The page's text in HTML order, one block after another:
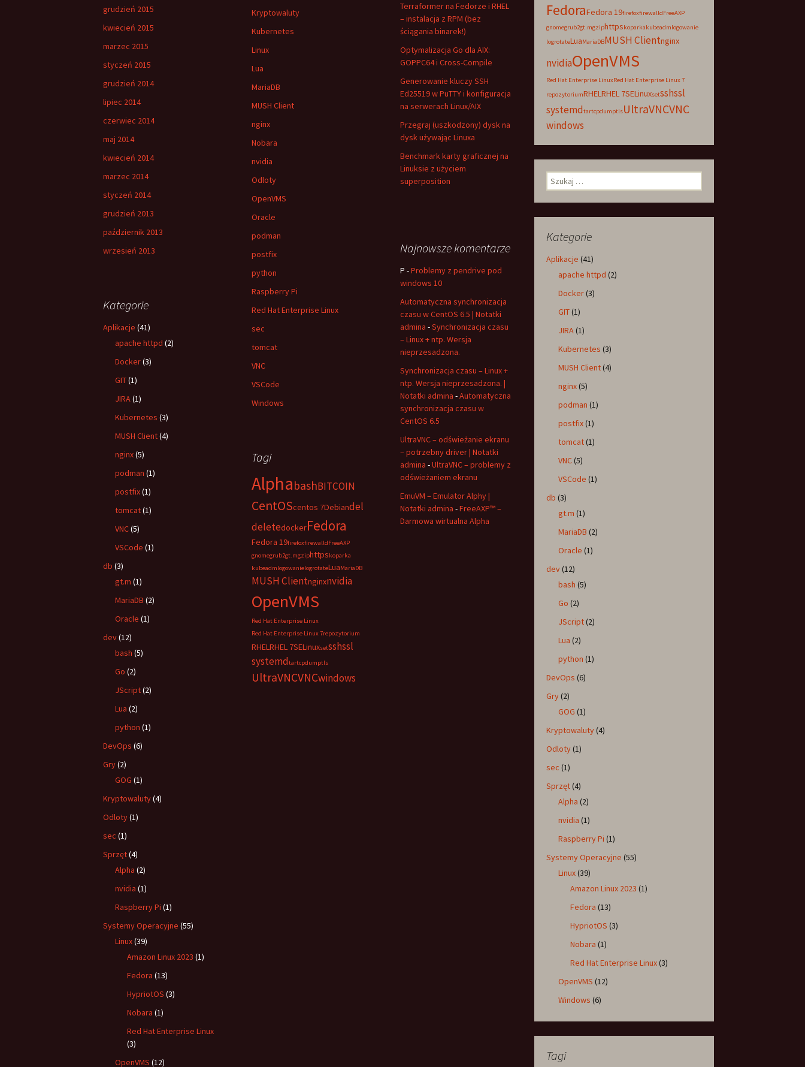
FedoraFedora 19firefoxfirewalldFreeAXP
gnomegrub2gt.mgziphttpskoparkakubeadmlogowanie
logrotateLuaMariaDBMUSH Clientnginx
nvidiaOpenVMS
Red Hat Enterprise LinuxRed Hat Enterprise Linux 7
repozytoriumRHELRHEL 7SELinuxsetsshssl
systemdtartcpdumptlsUltraVNCVNC
windows
Szukaj:
Kategorie
Aplikacje (41)
apache httpd (2)
Docker(3)
GIT(1)
JIRA(1)
Kubernetes (3)
MUSH Client(4)
nginx(5)
podman (1)
postfix(1)
tomcat(1)
VNC(5)
VSCode (1)
db (3)
gt.m (1)
MariaDB (2)
Oracle (1)
dev(12)
bash (5)
Go (2)
JScript(2)
Lua (2)
python (1)
DevOps (6)
Gry(2)
GOG (1)
Kryptowaluty(4)
Odloty(1)
sec (1)
Sprzęt(4)
Alpha (2)
nvidia (1)
Raspberry Pi (1)
Systemy Operacyjne (55)
Linux(39)
Amazon Linux 2023 (1)
Fedora (13)
HypriotOS (3)
Nobara (1)
Red Hat Enterprise Linux(3)
OpenVMS (12)
Windows (6)
Tagi
grudzień 2015
kwiecień 2015
marzec 2015
styczeń 2015
grudzień 2014
lipiec 2014
czerwiec 2014
maj 2014
kwiecień 2014
marzec 2014
styczeń 2014
grudzień 2013
październik 2013
wrzesień 2013
Kryptowaluty
Kubernetes
Linux
Lua
MariaDB
MUSH Client
nginx
Nobara
nvidia
Odloty
OpenVMS
Oracle
podman
postfix
python
Raspberry Pi
Red Hat Enterprise Linux
sec
tomcat
VNC
VSCode
Windows
Terraformer na Fedorze i RHEL
– instalacja z RPM (bez
ściągania binarek!)
Optymalizacja Go dla AIX:
GOPPC64 i Cross-Compile
Generowanie kluczy SSH
Ed25519 w PuTTY i konfiguracja
na serwerach Linux/AIX
Przegraj (uszkodzony) dysk na
dysk używając Linuxa
Benchmark karty graficznej na
Linuksie z użyciem
superposition
Najnowsze komentarze
P -Problemy z pendrive pod
windows 10
Automatyczna synchronizacja
czasu w CentOS 6.5 | Notatki
admina -Synchronizacja czasu
– Linux + ntp. Wersja
nieprzesadzona.
Synchronizacja czasu – Linux +
ntp. Wersja nieprzesadzona. |
Notatki admina -Automatyczna
synchronizacja czasu w
CentOS 6.5
UltraVNC – odświeżanie ekranu
– potrzebny driver | Notatki
admina -UltraVNC – problemy z
odświeżaniem ekranu
EmuVM – Emulator Alphy |
Notatki admina -FreeAXP™ –
Darmowa wirtualna Alpha
Kategorie
Aplikacje (41)
apache httpd (2)
Docker(3)
GIT(1)
JIRA(1)
Kubernetes (3)
MUSH Client(4)
nginx(5)
podman (1)
postfix(1)
tomcat(1)
VNC(5)
VSCode (1)
db (3)
gt.m (1)
MariaDB (2)
Oracle (1)
dev(12)
bash (5)
Go (2)
JScript(2)
Lua (2)
python (1)
DevOps (6)
Gry(2)
GOG (1)
Kryptowaluty(4)
Odloty(1)
sec (1)
Sprzęt(4)
Alpha (2)
nvidia (1)
Raspberry Pi (1)
Systemy Operacyjne (55)
Linux(39)
Amazon Linux 2023 (1)
Fedora (13)
HypriotOS (3)
Nobara (1)
Red Hat Enterprise Linux
(3)
OpenVMS (12)
Tagi
AlphabashBITCOIN
CentOScentos 7Debiandel
deletedockerFedora
Fedora 19firefoxfirewalldFreeAXP
gnomegrub2gt.mgziphttpskoparka
kubeadmlogowanielogrotateLuaMariaDB
MUSH Clientnginxnvidia
OpenVMS
Red Hat Enterprise Linux
Red Hat Enterprise Linux 7repozytorium
RHELRHEL 7SELinuxsetsshssl
systemdtartcpdumptls
UltraVNCVNCwindows